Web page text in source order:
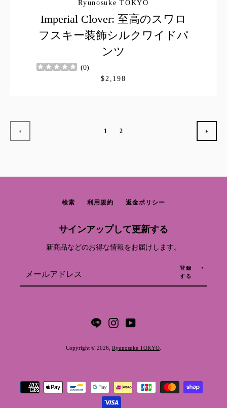
Ryunosuke TOKYO
Imperial Clover: 至高のスワロ
フスキー装飾シルクワイドパ
ンツ
(0)
$2,198
1
2
検索 利用規約 返金ポリシー
サインアップして更新する
新商品などのお得な情報をお届けします。
登録
する
LINE Instagram
Copyright © 2026, Ryunosuke TOKYO
お
支